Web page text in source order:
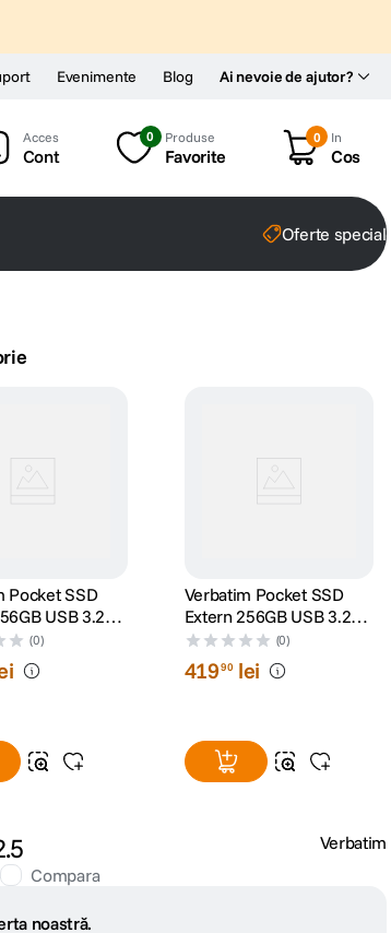
Ai nevoie de ajutor?
Evenimente Blog
Cont
0 Produse
Favorite
0 In
Cos
Oferte
Pocket SSD
USB 3.2
C Negru/Gri
(0)
Verbatim Pocket SSD
Extern 256GB USB 3.2
Gen 2 Tip C
Negru/Portocaliu
(0)
41990 lei
Compara
Verbatim
noastră.